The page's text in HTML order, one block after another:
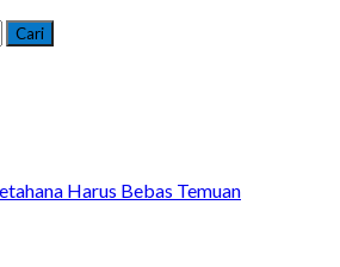
Harus Bebas Temuan